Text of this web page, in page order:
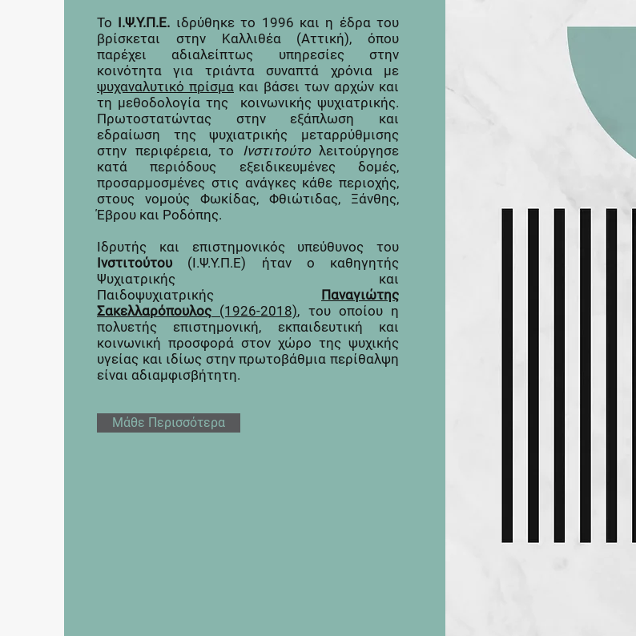
​Το Ι.Ψ.Υ.Π.Ε. ιδρύθηκε το 1996 και η έδρα του
βρίσκεται στην Καλλιθέα (Αττική), όπου
παρέχει αδιαλείπτως υπηρεσίες στην
κοινότητα για τριάντα συναπτά χρόνια με
ψυχαναλυτικό πρίσμα και βάσει των αρχών και
τη μεθοδολογία της κοινωνικής ψυχιατρικής.
Πρωτοστατώντας στην εξάπλωση και
εδραίωση της ψυχιατρικής μεταρρύθμισης
στην περιφέρεια, το Ινστιτούτολειτούργησε
κατά περιόδους εξειδικευμένες δομές,
προσαρμοσμένες στις ανάγκες κάθε περιοχής,
στους νομούς Φωκίδας, Φθιώτιδας, Ξάνθης,
Έβρου και Ροδόπης.
Ιδρυτής και επιστημονικός υπεύθυνος του
Ινστιτούτου (Ι.Ψ.Υ.Π.Ε) ήταν ο καθηγητής
Ψυχιατρικής και
Παιδοψυχιατρικής Παναγιώτης
Σακελλαρόπουλος (1926-2018), του οποίου η
πολυετής επιστημονική, εκπαιδευτική και
κοινωνική προσφορά στον χώρο της ψυχικής
υγείας και ιδίως στην πρωτοβάθμια περίθαλψη
είναι αδιαμφισβήτητη.
Μάθε Περισσότερα